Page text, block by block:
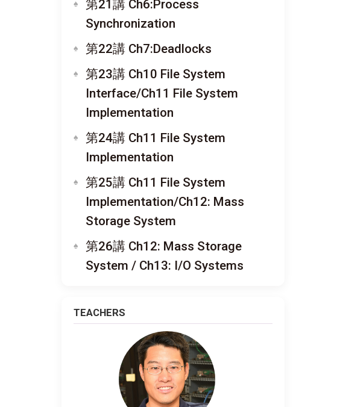
第21講 Ch6:Process
Synchronization
第22講 Ch7:Deadlocks
第23講 Ch10 File System
Interface/Ch11 File System
Implementation
第24講 Ch11 File System
Implementation
第25講 Ch11 File System
Implementation/Ch12: Mass
Storage System
第26講 Ch12: Mass Storage
System / Ch13: I/O Systems
TEACHERS